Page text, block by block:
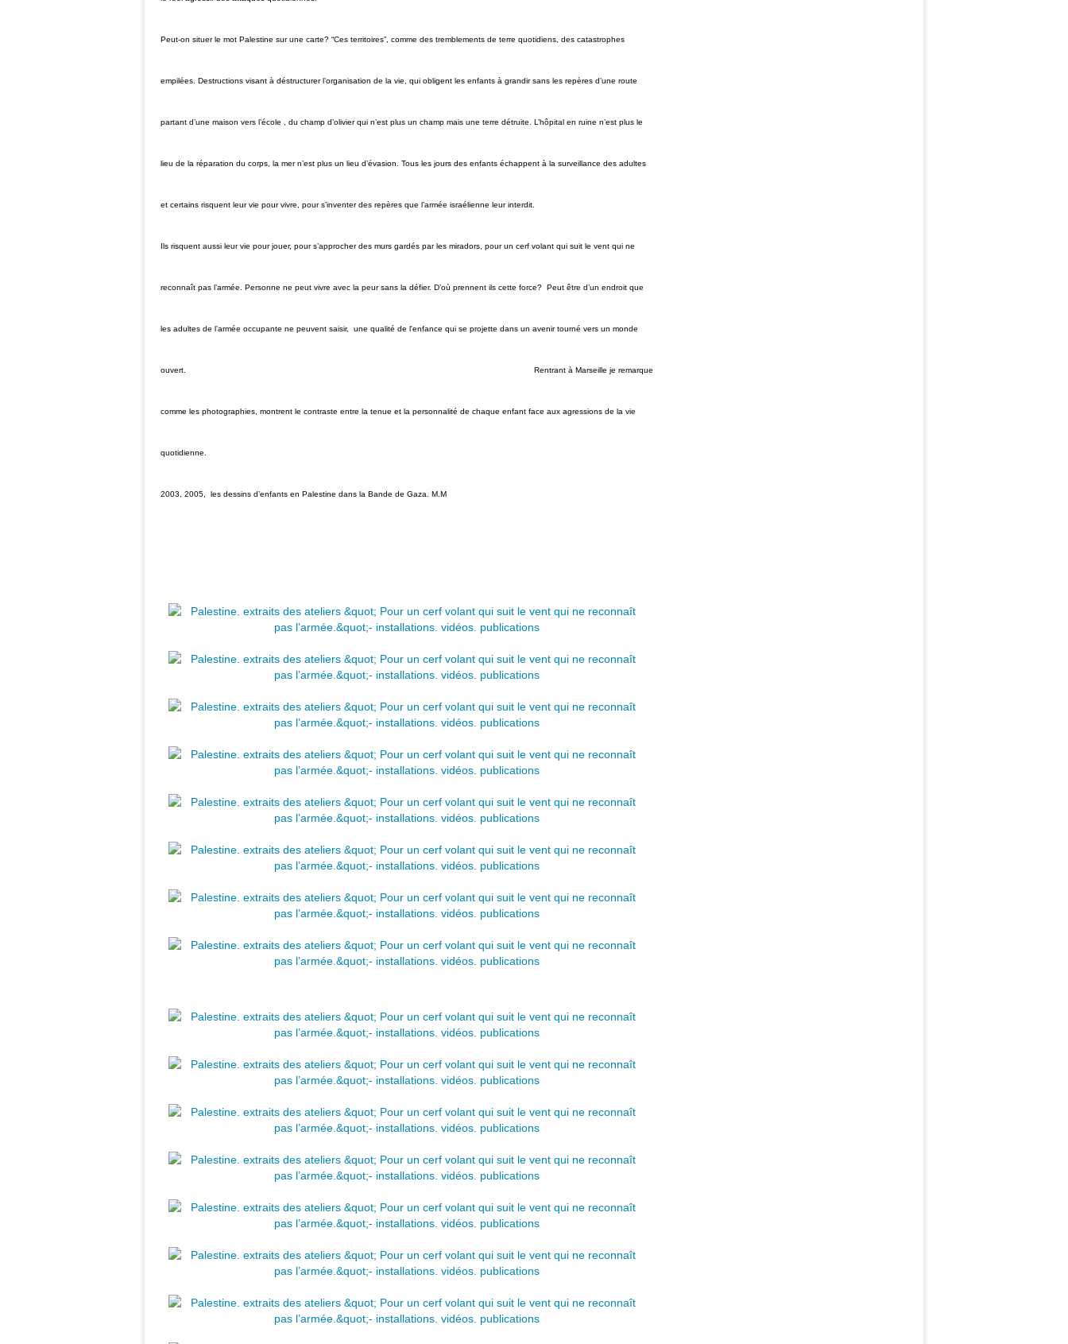
Peut-on situer le mot Palestine sur une carte? “Ces territoires”, comme des tremblements de terre quotidiens, des catastrophes
empilées. Destructions visant à déstructurer l’organisation de la vie, qui obligent les enfants à grandir sans les repères d’une route
partant d’une maison vers l’école , du champ d’olivier qui n’est plus un champ mais une terre détruite. L’hôpital en ruine n’est plus le
lieu de la réparation du corps, la mer n’est plus un lieu d’évasion. Tous les jours des enfants échappent à la surveillance des adultes
et certains risquent leur vie pour vivre, pour s’inventer des repères que l’armée israélienne leur interdit.
Ils risquent aussi leur vie pour jouer, pour s’approcher des murs gardés par les miradors, pour un cerf volant qui suit le vent qui ne
reconnaît pas l’armée. Personne ne peut vivre avec la peur sans la défier. D’où prennent ils cette force? Peut être d’un endroit que
les adultes de l’armée occupante ne peuvent saisir, une qualité de l'enfance qui se projette dans un avenir tourné vers un monde
ouvert. Rentrant à Marseille je remarque
comme les photographies, montrent le contraste entre la tenue et la personnalité de chaque enfant face aux agressions de la vie
quotidienne.
2003, 2005, les dessins d’enfants en Palestine dans la Bande de Gaza. M.M